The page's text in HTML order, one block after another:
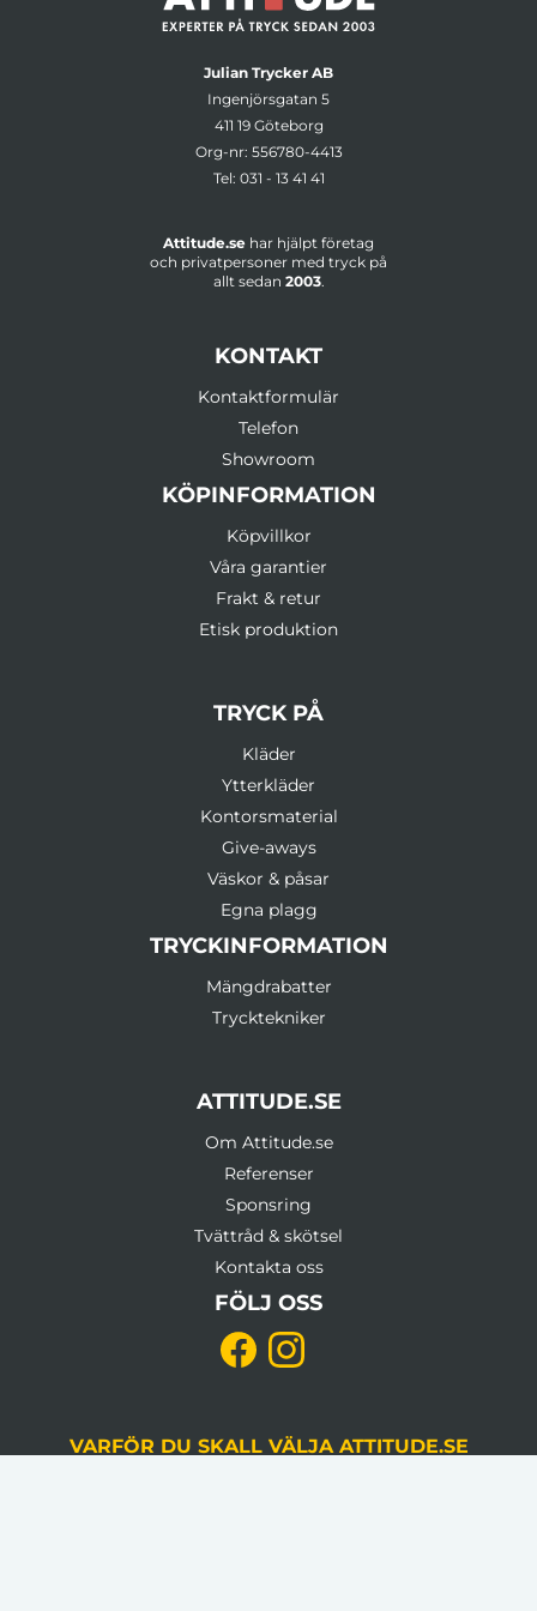
Julian Trycker AB
Ingenjörsgatan 5
411 19 Göteborg
Org-nr: 556780-4413
Tel: 031 - 13 41 41
Attitude.se har hjälpt företag
och privatpersoner med tryck på
allt sedan 2003.
KONTAKT
Kontaktformulär
Telefon
Showroom
KÖPINFORMATION
Köpvillkor
Våra garantier
Frakt & retur
Etisk produktion
TRYCK PÅ
Kläder
Ytterkläder
Kontorsmaterial
Give-aways
Väskor & påsar
Egna plagg
TRYCKINFORMATION
Mängdrabatter
Trycktekniker
ATTITUDE.SE
Om Attitude.se
Referenser
Sponsring
Tvättråd & skötsel
Kontakta oss
FÖLJ OSS
VARFÖR DU SKALL VÄLJA ATTITUDE.SE